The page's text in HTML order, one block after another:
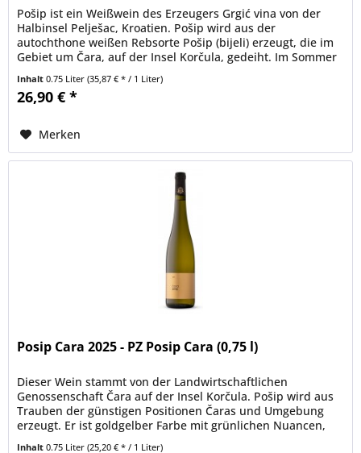
Pošip ist ein Weißwein des Erzeugers Grgić vina von der
Halbinsel Pelješac, Kroatien. Pošip wird aus der
autochthone weißen Rebsorte Pošip (bijeli) erzeugt, die im
Gebiet um Čara, auf der Insel Korčula, gedeiht. Im Sommer
kühlt der milde...
Inhalt0.75 Liter(35,87 € * / 1 Liter)
26,90 € *
Merken
Posip Cara 2025 - PZ Posip Cara (0,75 l)
Dieser Wein stammt von der Landwirtschaftlichen
Genossenschaft Čara auf der Insel Korčula. Pošip wird aus
Trauben der günstigen Positionen Čaras und Umgebung
erzeugt. Er ist goldgelber Farbe mit grünlichen Nuancen,
mit abgestimmten,...
Inhalt0.75 Liter(25,20 € * / 1 Liter)